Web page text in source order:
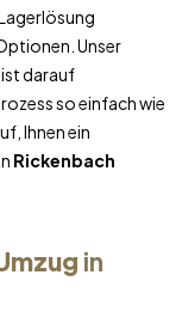
Unser
ist darauf
so einfach wie
Ihnen ein
Rickenbach
in